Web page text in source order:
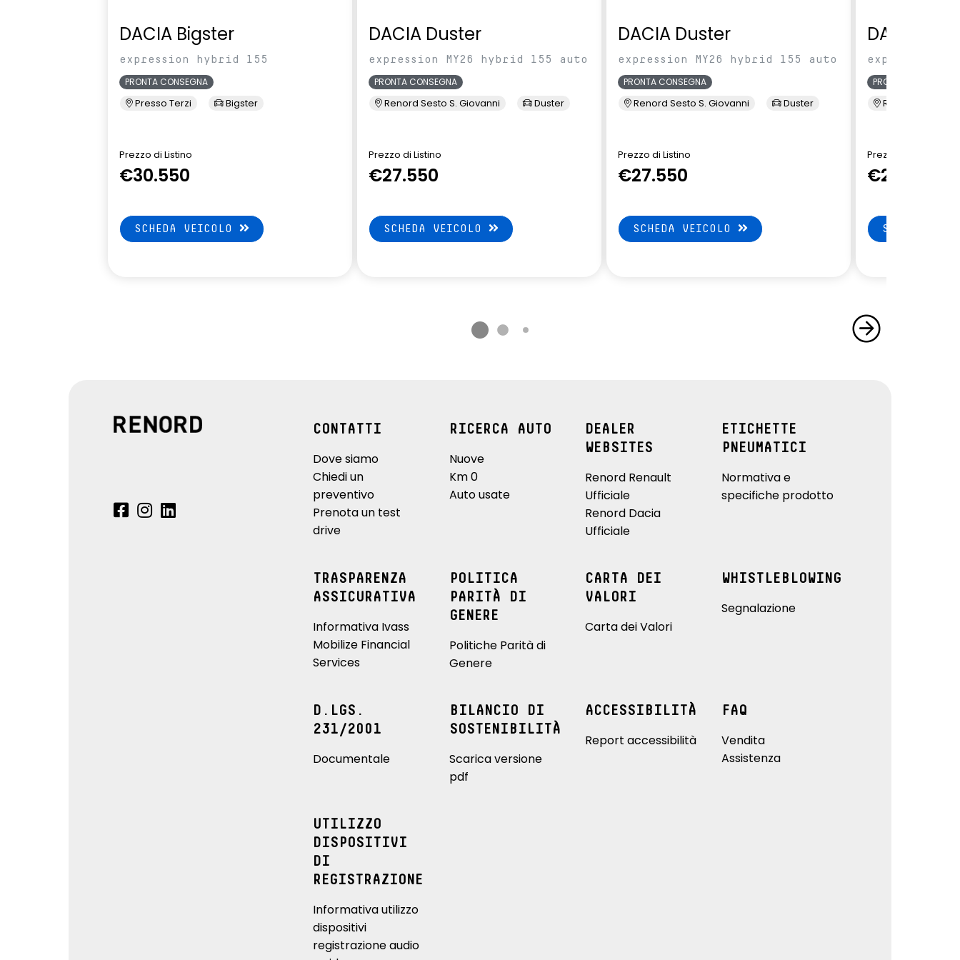
sistema multimediale openR link
10.4" con Google integrato
DACIA Bigster
expression hybrid 155
PRONTA CONSEGNA
Presso Terzi Bigster
Prezzo di Listino
€30.550
SCHEDA VEICOLO
DACIA Duster
expression MY26 hybrid 155 auto
PRONTA CONSEGNA
Renord Sesto S. Giovanni Duster
Prezzo di Listino
€27.550
SCHEDA VEICOLO
DACIA Duster
expression MY26 hybrid 155 auto
PRONTA CONSEGNA
Renord Sesto S. Giovanni Duster
Prezzo di Listino
€27.550
SCHEDA VEICOLO
DACIA
expression
PRONTA CONSEGNA
Renord Sesto S.
Prezzo di Listino
€27.550
SCHEDA
CONTATTI
Dove siamo
Chiedi un
preventivo
Prenota un test
drive
RICERCA AUTO
Nuove
Km 0
Auto usate
DEALER
WEBSITES
Renord Renault
Ufficiale
Renord Dacia
Ufficiale
ETICHETTE
PNEUMATICI
Normativa e
specifiche prodotto
TRASPARENZA
ASSICURATIVA
Informativa Ivass
Mobilize Financial
Services
POLITICA
PARITÀ DI
GENERE
Politiche Parità di
Genere
CARTA DEI
VALORI
Carta dei Valori
WHISTLEBLOWING
Segnalazione
D.LGS.
231/2001
Documentale
BILANCIO DI
SOSTENIBILITÀ
Scarica versione
pdf
ACCESSIBILITÀ
Report accessibilità
FAQ
Vendita
Assistenza
UTILIZZO
DISPOSITIVI
DI
REGISTRAZIONE
Informativa utilizzo
dispositivi
registrazione audio